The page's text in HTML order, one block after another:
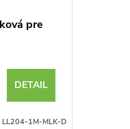
pre
DETAIL
LL204-1M-MLK-D